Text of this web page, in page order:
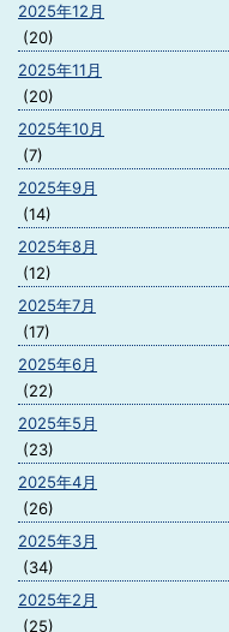
2025年12月
(20)
2025年11月
(20)
2025年10月
(7)
2025年9月
(14)
2025年8月
(12)
2025年7月
(17)
2025年6月
(22)
2025年5月
(23)
2025年4月
(26)
2025年3月
(34)
2025年2月
(25)